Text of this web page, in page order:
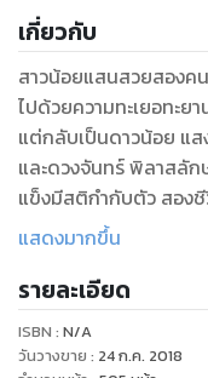
เกี่ยวกับ
สาวน้อยแสนสวยสองค
ไปด้วยความทะเยอทะย
แต่กลับเป็นดาวน้อย แ
และดวงจันทร์ พิลาสลั
แข็งมีสติกำกับตัว สอง
ขนาน สองภาพเหมือนใ
ที่ปรารถนาจะครอบครอง
แสดงมากขึ้น
รายละเอียด
ISBN : N/A
วันวางขาย : 24 ก.ค. 2018